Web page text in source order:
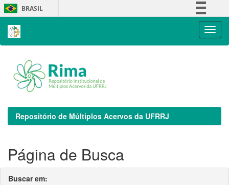
Skip
navigation
BRASIL
Repositório de Múltiplos Acervos da UFRRJ
Página de Busca
Buscar em: